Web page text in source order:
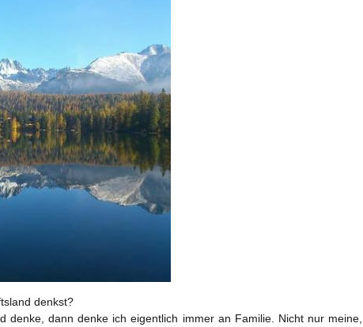
denkst?
denke, dann denke ich eigentlich immer an Familie. Nicht nur meine,